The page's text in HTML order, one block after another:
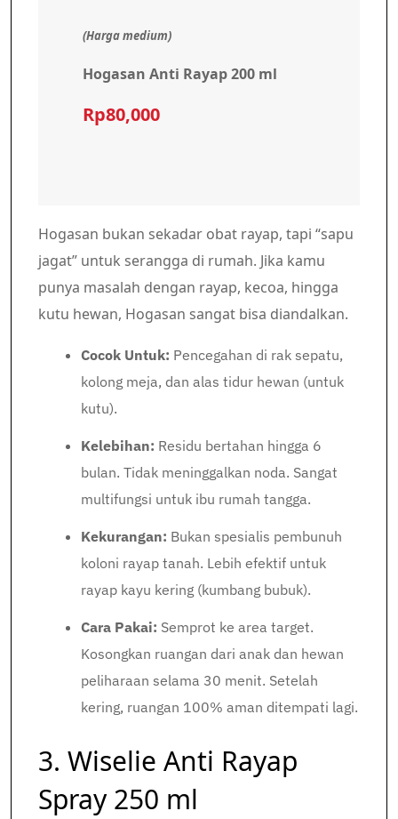
(Harga medium)
Hogasan Anti Rayap 200 ml
Rp80,000
Hogasan bukan sekadar obat rayap, tapi “sapu
jagat” untuk serangga di rumah. Jika kamu
punya masalah dengan rayap, kecoa, hingga
kutu hewan, Hogasan sangat bisa diandalkan.
Cocok Untuk: Pencegahan di rak sepatu,
kolong meja, dan alas tidur hewan (untuk
kutu).
Kelebihan: Residu bertahan hingga 6
bulan. Tidak meninggalkan noda. Sangat
multifungsi untuk ibu rumah tangga.
Kekurangan: Bukan spesialis pembunuh
koloni rayap tanah. Lebih efektif untuk
rayap kayu kering (kumbang bubuk).
Cara Pakai: Semprot ke area target.
Kosongkan ruangan dari anak dan hewan
peliharaan selama 30 menit. Setelah
kering, ruangan 100% aman ditempati lagi.
3. Wiselie Anti Rayap
Spray 250 ml